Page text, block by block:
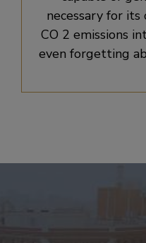
necessary for
CO 2 emissions
even forgetting